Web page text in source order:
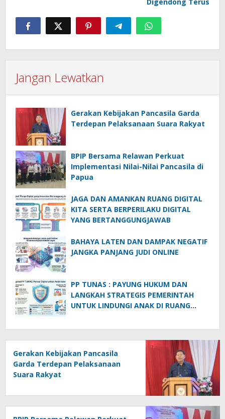
Digendong Terus
Jangan Lewatkan
Gerakan Kebijakan Pancasila Garda
Terdepan Pelaksanaan Suara Rakyat
BPIP Bersama Relawan Perkuat
Implementasi Nilai-Nilai Pancasila di
Papua
JAGA DAN AMANKAN RUANG DIGITAL
KITA SERTA BERPERILAKU DIGITAL
YANG BERTANGGUNGJAWAB
BAHAYA LATEN DAN DAMPAK NEGATIF
JANGKA PANJANG JUDI ONLINE
PP TUNAS : PAYUNG HUKUM DAN
LANGKAH STRATEGIS PEMERINTAH
UNTUK LINDUNGI ANAK DI RUANG
Gerakan Kebijakan Pancasila
Garda Terdepan Pelaksanaan
Suara Rakyat